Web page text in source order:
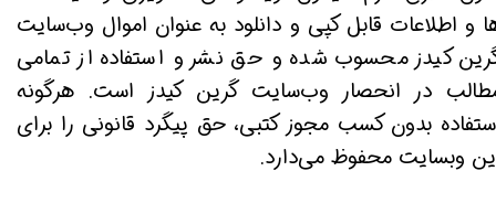
و اطلاعات قابل کپی و دانلود به عنوان اموال وب‌سایت
کیدز محسوب شده و حق نشر و استفاده از تمامی
در انحصار وب‌سایت گرین کیدز است. هرگونه
بدون کسب مجوز کتبی، حق پیگرد قانونی را برای
وبسایت محفوظ می‏‌دارد.